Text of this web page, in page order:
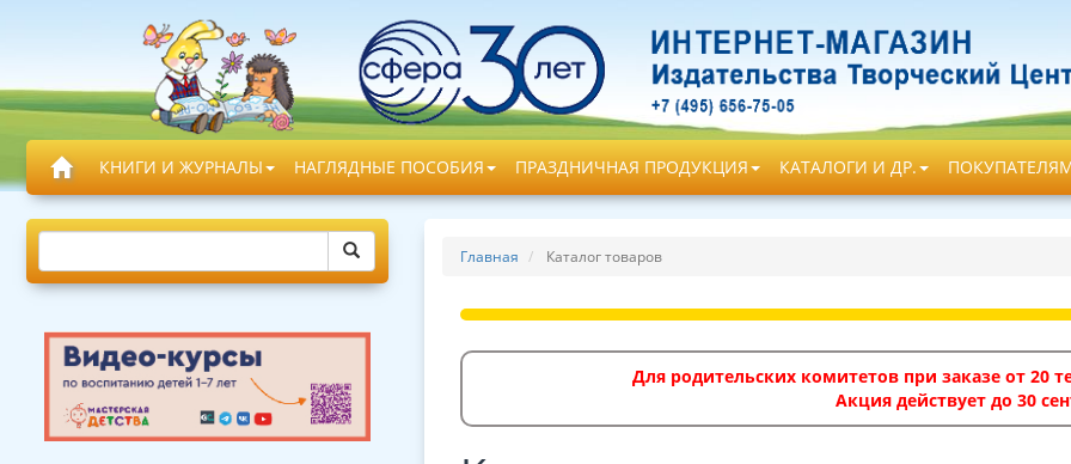
КНИГИ И ЖУРНАЛЫ НАГЛЯДНЫЕ ПОСОБИЯ ПРАЗДНИЧНАЯ ПРОДУКЦИЯ КАТАЛОГИ И ДР.
Главная Каталог товаров
Для родительских комитетов при заказе от 20
Акция действует до 30